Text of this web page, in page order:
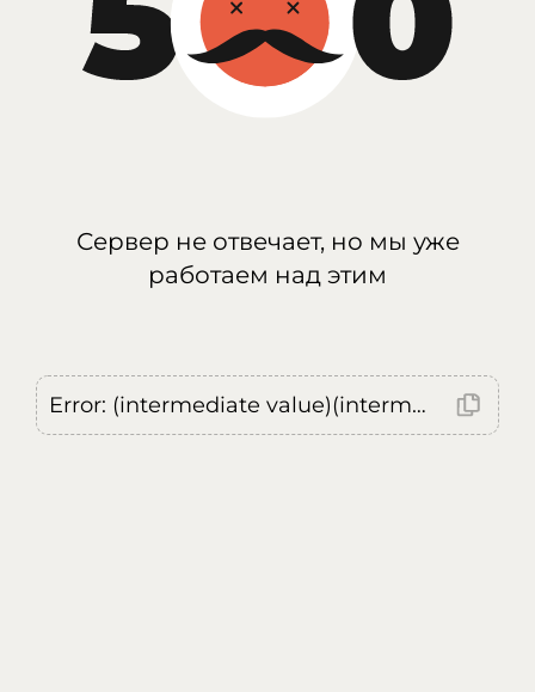
Сервер не отвечает, но мы уже
работаем над этим
Error: (intermediate value)(intermediate value)(intermediate value).replaceAll is not a function